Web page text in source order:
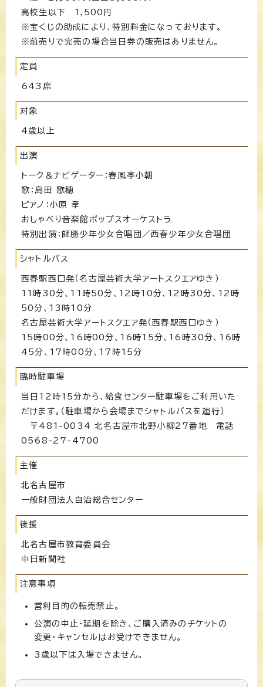
高校生以下 1,500円
※宝くじの助成により、特別料金になっております。
※前売りで完売の場合当日券の販売はありません。
定員
643席
対象
4歳以上
出演
トーク＆ナビゲーター：春風亭小朝
歌：島田 歌穂
ピアノ：小原 孝
おしゃべり音楽館ポップスオーケストラ
特別出演：師勝少年少女合唱団／西春少年少女合唱団
シャトルバス
西春駅西口発（名古屋芸術大学アートスクエアゆき）
11時30分、11時50分、12時10分、12時30分、12時
50分、13時10分
名古屋芸術大学アートスクエア発（西春駅西口ゆき）
15時00分、16時00分、16時15分、16時30分、16時
45分、17時00分、17時15分
臨時駐車場
当日12時15分から、給食センター駐車場をご利用いた
だけます。（駐車場から会場までシャトルバスを運行）
〒481-0034 北名古屋市北野小柳27番地 電話
0568-27-4700
主催
北名古屋市
一般財団法人自治総合センター
後援
北名古屋市教育委員会
中日新聞社
注意事項
営利目的の転売禁止。
公演の中止・延期を除き、ご購入済みのチケットの
変更・キャンセルはお受けできません。
3歳以下は入場できません。